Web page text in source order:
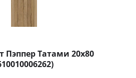
Пэппер Татами 20x80